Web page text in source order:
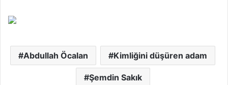
Abdullah Öcalan Kimliğini düşüren adam
Şemdin Sakık